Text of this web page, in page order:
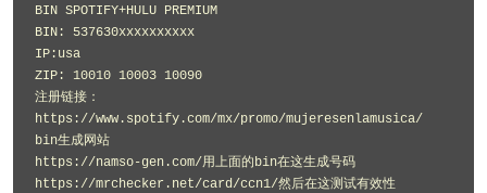
BIN SPOTIFY+HULU PREMIUM
BIN: 537630xxxxxxxxxx
IP:usa
ZIP: 10010 10003 10090
注册链接：
https://www.spotify.com/mx/promo/mujeresenlamusica/
bin生成网站
https://namso-gen.com/用上面的bin在这生成号码
https://mrchecker.net/card/ccn1/然后在这测试有效性